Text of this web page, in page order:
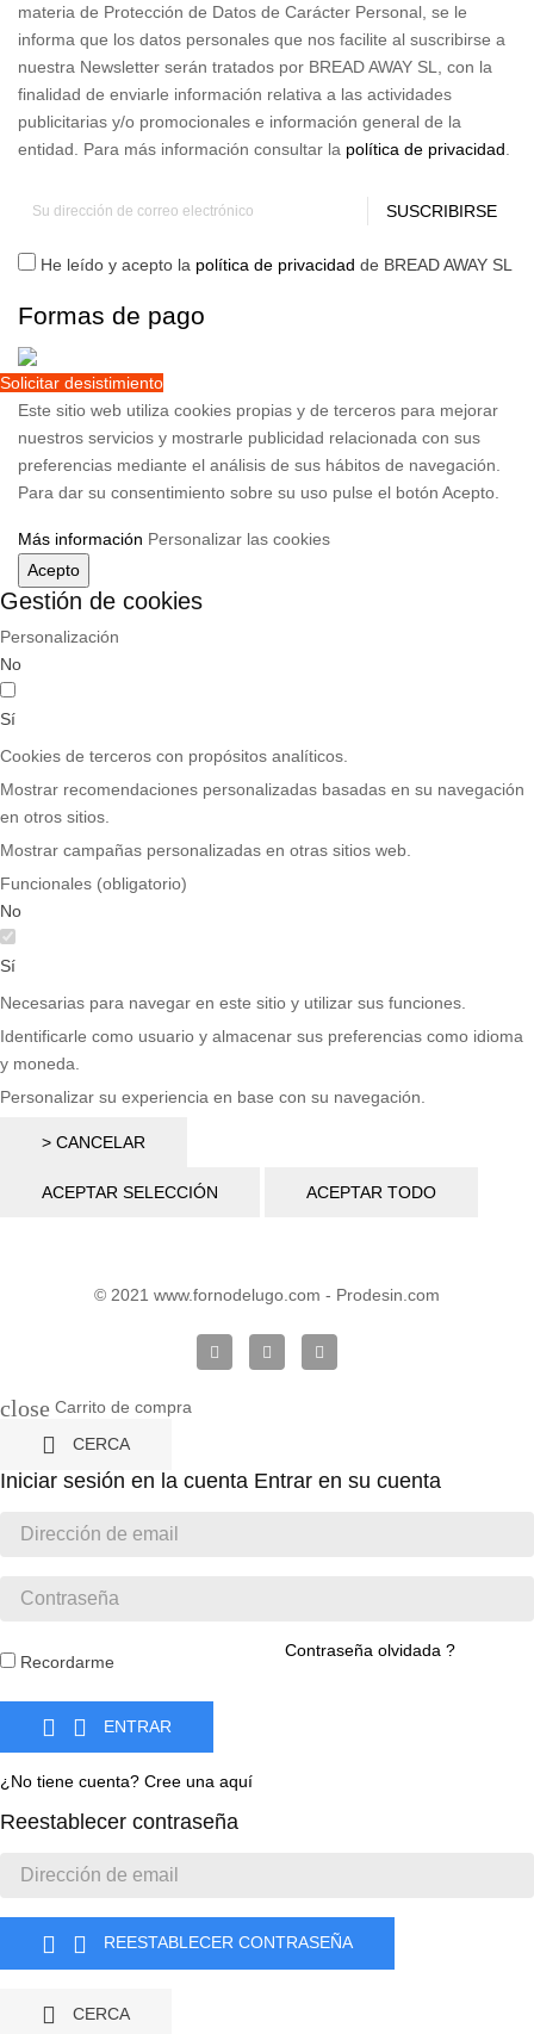
materia de Protección de Datos de Carácter Personal, se le
informa que los datos personales que nos facilite al suscribirse a
nuestra Newsletter serán tratados por BREAD AWAY SL, con la
finalidad de enviarle información relativa a las actividades
publicitarias y/o promocionales e información general de la
entidad. Para más información consultar la política de privacidad
SUSCRIBIRSE
He leído y acepto la política de privacidad de BREAD AWAY SL
Formas de pago
Solicitar desistimiento
Este sitio web utiliza cookies propias y de terceros para mejorar
nuestros servicios y mostrarle publicidad relacionada con sus
preferencias mediante el análisis de sus hábitos de navegación.
Para dar su consentimiento sobre su uso pulse el botón Acepto.
Más información Personalizar las cookies
Acepto
Gestión de cookies
Personalización
No
Sí
Cookies de terceros con propósitos analíticos.
Mostrar recomendaciones personalizadas basadas en su navegación
en otros sitios.
Mostrar campañas personalizadas en otras sitios web.
Funcionales (obligatorio)
No
Sí
Necesarias para navegar en este sitio y utilizar sus funciones.
Identificarle como usuario y almacenar sus preferencias como idioma
y moneda.
Personalizar su experiencia en base con su navegación.
> CANCELAR
ACEPTAR SELECCIÓN ACEPTAR TODO
© 2021 www.fornodelugo.com - Prodesin.com
close Carrito de compra
 CERCA
Iniciar sesión en la cuenta Entrar en su cuenta
Recordarme
Contraseña olvidada ?
  ENTRAR
¿No tiene cuenta? Cree una aquí
Reestablecer contraseña
  REESTABLECER CONTRASEÑA
 CERCA